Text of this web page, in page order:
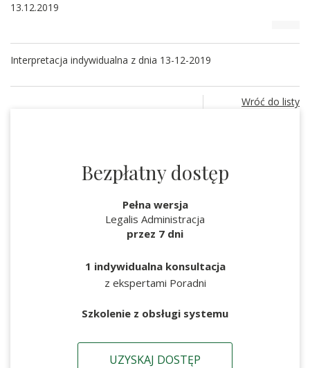
13.12.2019
Interpretacja indywidualna z dnia 13-12-2019
Wróć do listy
Bezpłatny dostęp
Pełna wersja
Legalis Administracja
przez 7 dni
1 indywidualna konsultacja
z ekspertami Poradni
Szkolenie z obsługi systemu
UZYSKAJ DOSTĘP